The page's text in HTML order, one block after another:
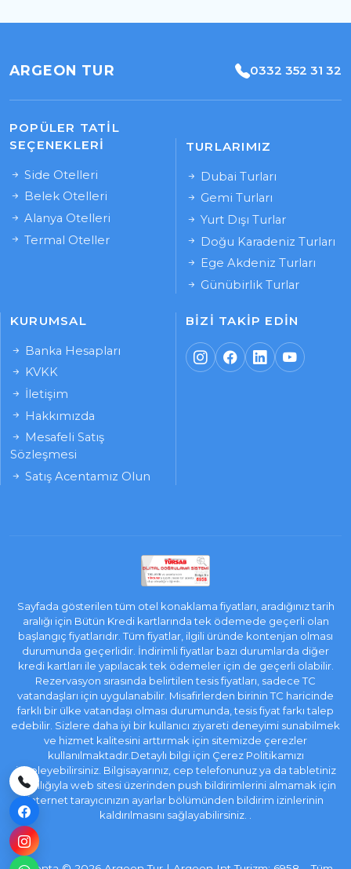
ARGEON TUR 0332 352 31 32
POPÜLER TATIL
SEÇENEKLERI
Side Otelleri
Belek Otelleri
Alanya Otelleri
Termal Oteller
TURLARIMIZ
Dubai Turları
Gemi Turları
Yurt Dışı Turlar
Doğu Karadeniz Turları
Ege Akdeniz Turları
Günübirlik Turlar
KURUMSAL
Banka Hesapları
KVKK
İletişim
Hakkımızda
Mesafeli Satış
Sözleşmesi
Satış Acentamız Olun
BIZI TAKIP EDIN
Sayfada gösterilen tüm otel konaklama fiyatları, aradığınız tarih
aralığı için Bütün Kredi kartlarında tek ödemede geçerli olan
başlangıç fiyatlarıdır. Tüm fiyatlar, ilgili üründe kontenjan olması
durumunda geçerlidir. İndirimli fiyatlar bazı durumlarda diğer
kredi kartları ile yapılacak tek ödemeler için de geçerli olabilir.
Rezervasyon sırasında belirtilen tesis fiyatları, sadece TC
vatandaşları için uygulanabilir. Misafirlerden birinin TC haricinde
farklı bir ülke vatandaşı olması durumunda, tesis fiyat farkı talep
edebilir. Sizlere daha iyi bir kullanıcı ziyareti deneyimi sunabilmek
ve hizmet kalitesini arttırmak için sitemizde çerezler
kullanılmaktadır.Detaylı bilgi için Çerez Politikamızı
inceleyebilirsiniz. Bilgisayarınız, cep telefonunuz ya da tabletiniz
aracılığıyla web sitesi üzerinden push bildirimlerini almamak için
internet tarayıcınızın ayarlar bölümünden bildirim izinlerinin
kaldırılmasını sağlayabilirsiniz. .